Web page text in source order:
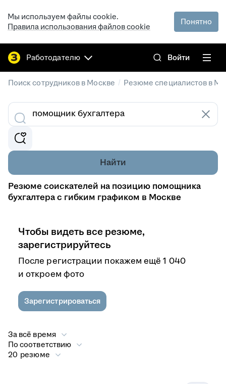
Мы используем файлы cookie.
Правила использования файлов cookie
Понятно
Работодателю Войти
Поиск сотрудников в Москве / Резюме специалистов в
Найти
Резюме соискателей на позицию помощника
бухгалтера с гибким графиком в Москве
Чтобы видеть все резюме,
зарегистрируйтесь
После регистрации покажем ещё 1 040
и откроем фото
Зарегистрироваться
За всё время
По соответствию
20 резюме